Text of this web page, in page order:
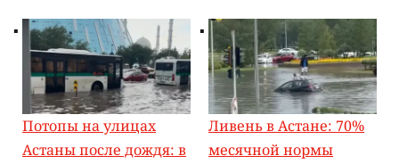
Потопы на улицах
Астаны после дождя: в
Ливень в Астане: 70%
месячной нормы